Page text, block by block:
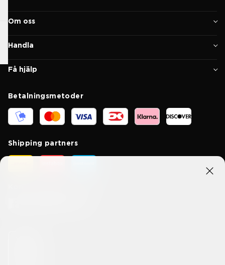
Om oss
Handla
Få hjälp
Betalningsmetoder
Shipping partners